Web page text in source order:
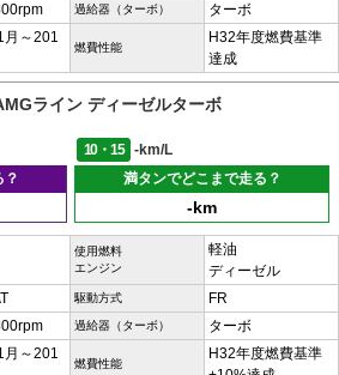
過給器（ターボ） ターボ
月～201
燃費性能
H32年度燃費基準
達成
ライン ディーゼルターボ
10・15
-km/L
？
満タンでどこまで走る？
-km
使用燃料
エンジン
軽油
ディーゼル
駆動方式 FR
過給器（ターボ） ターボ
月～201
燃費性能
H32年度燃費基準